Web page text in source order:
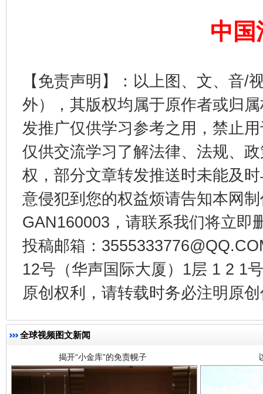
中国
【免责声明】：以上图、文、音/
外），其版权均属于原作者或归
发推广仅供学习参考之用，禁止
仅供交流学习了解法律、法规、
权，部分文章转发推送时未能及
意侵犯到您的权益烦请告知本网
GAN160003，请联系我们将立即
投稿邮箱：
12号（华声国际大厦）1层 1 2 1
原创权利，请转载时务必注明原
全球视频图文新闻
千年窑火 生生不息 一
揭开“小金库”的免责幌子